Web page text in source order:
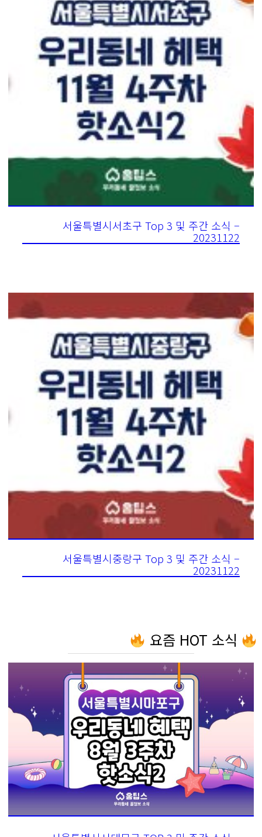
서울특별시서초구 Top 3 및 주간 소식 –
20231122
서울특별시중랑구 Top 3 및 주간 소식 –
20231122
요즘 HOT 소식